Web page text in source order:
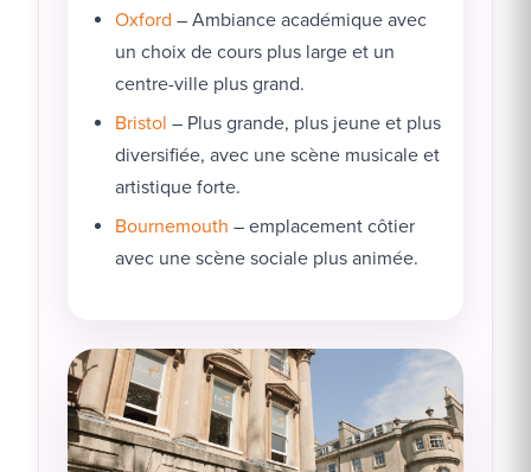
Oxford – Ambiance académique avec
un choix de cours plus large et un
centre-ville plus grand.
Bristol – Plus grande, plus jeune et plus
diversifiée, avec une scène musicale et
artistique forte.
Bournemouth – emplacement côtier
avec une scène sociale plus animée.